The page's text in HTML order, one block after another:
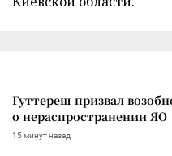
Гуттереш призвал
о нераспространении ЯО
15 минут назад